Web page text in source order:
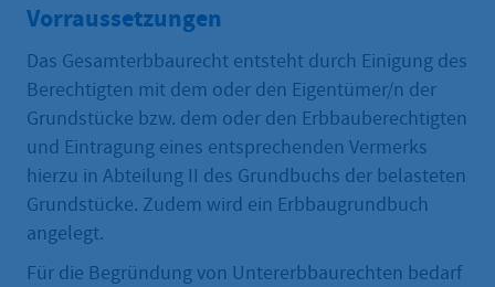
Vorraussetzungen
Das Gesamterbbaurecht entsteht durch Einigung des
Berechtigten mit dem oder den Eigentümer/n der
Grundstücke bzw. dem oder den Erbbauberechtigten
und Eintragung eines entsprechenden Vermerks
hierzu in Abteilung II des Grundbuchs der belasteten
Grundstücke. Zudem wird ein Erbbaugrundbuch
angelegt.
Für die Begründung von Untererbbaurechten bedarf